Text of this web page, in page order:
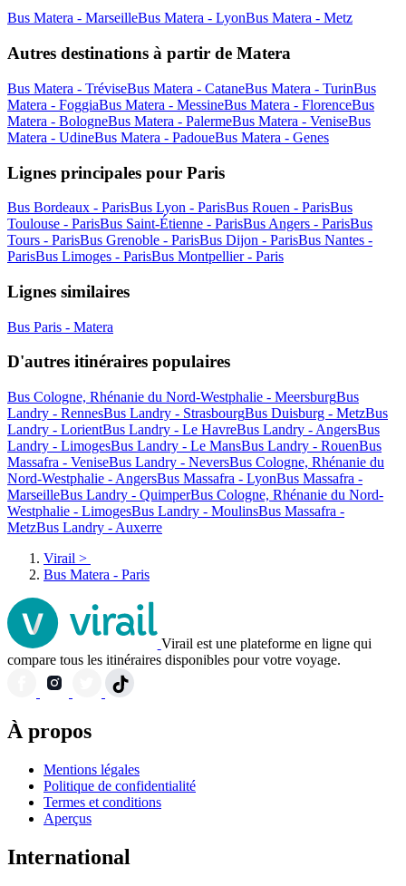
Bus Matera - MarseilleBus Matera - LyonBus Matera - Metz
Autres destinations à partir de Matera
Bus Matera - TréviseBus Matera - CataneBus Matera - TurinBus
Matera - FoggiaBus Matera - MessineBus Matera - FlorenceBus
Matera - BologneBus Matera - PalermeBus Matera - VeniseBus
Matera - UdineBus Matera - PadoueBus Matera - Genes
Lignes principales pour Paris
Bus Bordeaux - ParisBus Lyon - ParisBus Rouen - ParisBus
Toulouse - ParisBus Saint-Étienne - ParisBus Angers - ParisBus
Tours - ParisBus Grenoble - ParisBus Dijon - ParisBus Nantes -
ParisBus Limoges - ParisBus Montpellier - Paris
Lignes similaires
Bus Paris - Matera
D'autres itinéraires populaires
Bus Cologne, Rhénanie du Nord-Westphalie - MeersburgBus
Landry - RennesBus Landry - StrasbourgBus Duisburg - MetzBus
Landry - LorientBus Landry - Le HavreBus Landry - AngersBus
Landry - LimogesBus Landry - Le MansBus Landry - RouenBus
Massafra - VeniseBus Landry - NeversBus Cologne, Rhénanie du
Nord-Westphalie - AngersBus Massafra - LyonBus Massafra -
MarseilleBus Landry - QuimperBus Cologne, Rhénanie du Nord-
Westphalie - LimogesBus Landry - MoulinsBus Massafra -
MetzBus Landry - Auxerre
Virail >
Bus Matera - Paris
Virail est une plateforme en ligne qui
compare tous les itinéraires disponibles pour votre voyage.
À propos
Mentions légales
Politique de confidentialité
Termes et conditions
Aperçus
International